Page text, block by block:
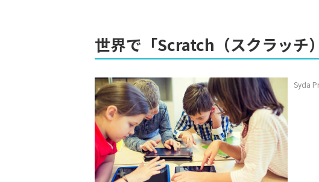
世界で「Scratch（スクラッチ
Syda